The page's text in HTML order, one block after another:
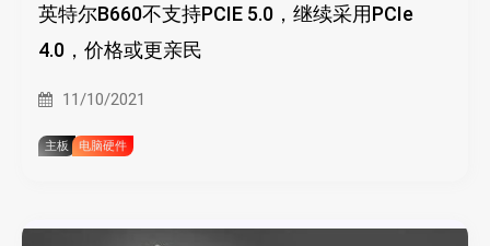
英特尔B660不支持PCIE 5.0，继续采用PCIe
4.0，价格或更亲民
11/10/2021
主板 电脑硬件